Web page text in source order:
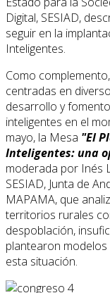
Digital, SESIAD,
seguir en la
Inteligentes.
Como
centradas en
desarrollo y
inteligentes en el
mayo, la Mesa "El
Inteligentes: una
moderada por Inés
SESIAD, Junta de
MAPAMA, que
territorios rurales
despoblación,
plantearon
esta situación.